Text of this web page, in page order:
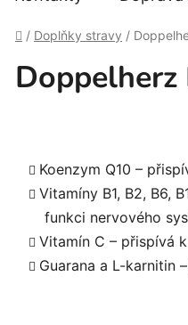
Domů
/ Doplňky stravy /
Doppelherz
Koenzym Q10 –
Vitamíny B1, B2, B6,
funkci nervového
Vitamín C – přispívá
Guarana a L-karnitin